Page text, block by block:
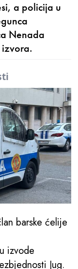
a policija u
Nenada
izvora.
barske ćelije
izvode
Jug.